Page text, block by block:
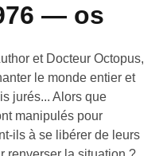
— os
et Docteur Octopus,
le monde entier et
jurés... Alors que
manipulés pour
ils à se libérer de leurs